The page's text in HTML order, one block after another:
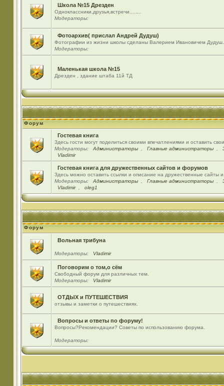
Школа №15 Дрезден
Одноклассники,друзья,встречи........
Модераторы:
Фотоархив( прислал Андрей Дудуш)
Фотографии из жизни школы сделаны Валерием Ивановичем Дудуш.
Модераторы:
Маленькая школа №15
Дрезден , здание штаба 11й ТД
Форум
Гостевая книга
Здесь гости могут поделиться своими впечатлениями и оставить
Модераторы:
Администраторы Главные администраторы
Vladimir
Гостевая книга для дружественных сайтов и форумов
Здесь можно оставить ссылки и описание на дружественные сайты
Модераторы:
Администраторы Главные администраторы
Vladimir
oleg1
Форум
Вольная трибуна
Модераторы: Vladimir
Поговорим о том,о сём
Свободный форум для различных тем.
Модераторы:
Vladimir
ОТДЫХ и ПУТЕШЕСТВИЯ
отзывы и заметки о путешествиях.
Вопросы и ответы по форуму!
Вопросы?Рекомендации? Советы по использованию форума.
Модераторы: